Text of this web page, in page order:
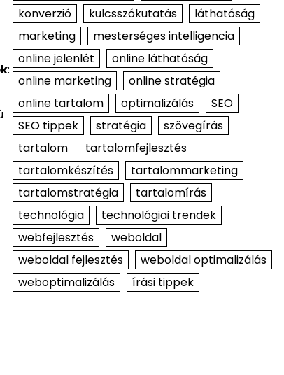
:
konverzió
kulcsszókutatás
láthatóság
marketing
mesterséges intelligencia
online jelenlét
online láthatóság
online marketing
online stratégia
online tartalom
optimalizálás
SEO
SEO tippek
stratégia
szövegírás
tartalom
tartalomfejlesztés
tartalomkészítés
tartalommarketing
tartalomstratégia
tartalomírás
technológia
technológiai trendek
webfejlesztés
weboldal
weboldal fejlesztés
weboldal optimalizálás
weboptimalizálás
írási tippek